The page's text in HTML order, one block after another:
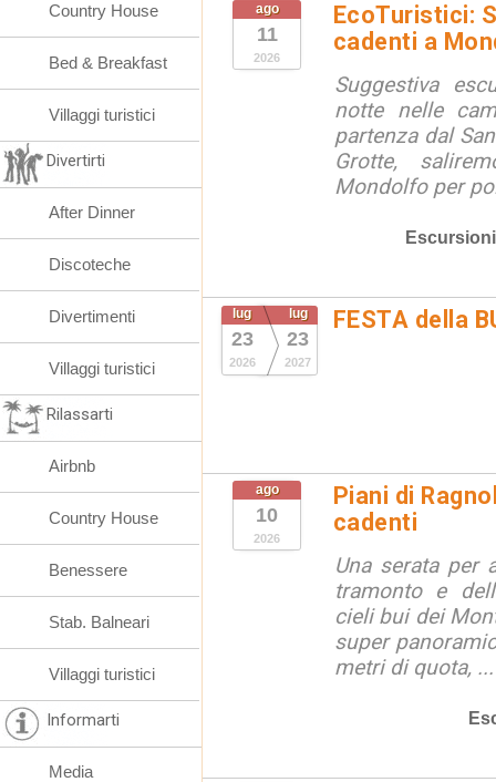
ago
11
2026
EcoTuristici:
cadenti a
Suggestiva
notte nelle
partenza dal
Grotte,
Mondolfo per
Escursioni
lug
23
2026
lug
23
2027
FESTA della
ago
10
2026
Piani di
cadenti
Una serata per
tramonto e
cieli bui dei
super
metri di quota, ...
Country House
Bed & Breakfast
Villaggi turistici
Divertirti
After Dinner
Discoteche
Divertimenti
Villaggi turistici
Rilassarti
Airbnb
Country House
Benessere
Stab. Balneari
Villaggi turistici
Informarti
Media